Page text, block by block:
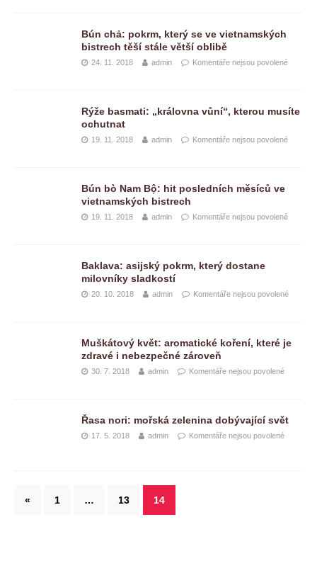
Bún chả: pokrm, který se ve vietnamských
bistrech těší stále větší oblibě
24. 11. 2018 admin Komentáře nejsou povolené
Rýže basmati: „královna vůní“, kterou musíte
ochutnat
19. 11. 2018 admin Komentáře nejsou povolené
Bún bò Nam Bộ: hit posledních měsíců ve
vietnamských bistrech
19. 11. 2018 admin Komentáře nejsou povolené
Baklava: asijský pokrm, který dostane
milovníky sladkostí
20. 10. 2018 admin Komentáře nejsou povolené
Muškátový květ: aromatické koření, které je
zdravé i nebezpečné zároveň
30. 7. 2018 admin Komentáře nejsou povolené
Řasa nori: mořská zelenina dobývající svět
17. 5. 2018 admin Komentáře nejsou povolené
« 1 … 13 14